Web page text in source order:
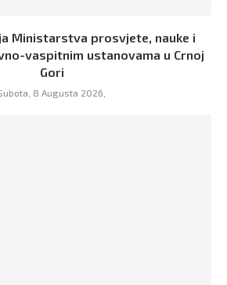
Ministarstva prosvjete, nauke i
vaspitnim ustanovama u Crnoj
Gori
8 Augusta 2026,